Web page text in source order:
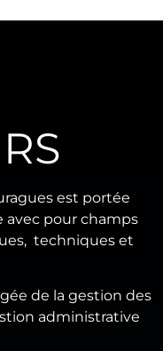
est portée
avec pour champs
techniques et
de la gestion des
administrative